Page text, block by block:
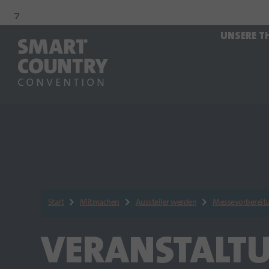
Zur
Navigation Suche
UNSERE
Start Mitmachen Aussteller werden